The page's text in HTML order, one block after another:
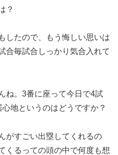
？
したので、もう悔しい思いは
合毎試合しっかり気合入れて
ね。3番に座って今日で4試
地というのはどうですか？
がすごい出塁してくれるの
くるっての頭の中で何度も想